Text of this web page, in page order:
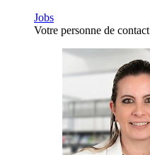
Jobs
Votre personne de contact